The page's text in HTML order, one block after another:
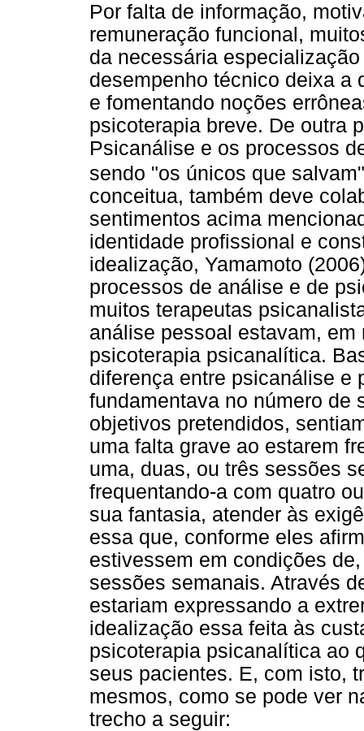
Por falta de informação,
remuneração funcional,
da necessária
desempenho técnico deixa a
e fomentando noções
psicoterapia breve. De outra
Psicanálise e os processos
sendo "os únicos que
conceitua, também deve
sentimentos acima
identidade profissional e
idealização, Yamamoto
processos de análise e de
muitos terapeutas
análise pessoal estavam,
psicoterapia psicanalítica.
diferença entre psicanálise e
fundamentava no número de
objetivos pretendidos,
uma falta grave ao estarem
uma, duas, ou três sessões
frequentando-a com quatro
sua fantasia, atender às
essa que, conforme eles
estivessem em condições
sessões semanais. Através
estariam expressando a
idealização essa feita às
psicoterapia psicanalítica ao
seus pacientes. E, com isto,
mesmos, como se pode ver
trecho a seguir: